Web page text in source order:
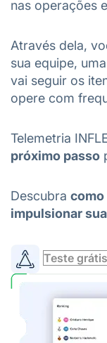
nas operações
Através dela,
sua equipe,
vai seguir os
opere com
Telemetria
próximo passo
Descubra
impulsionar
Teste grátis